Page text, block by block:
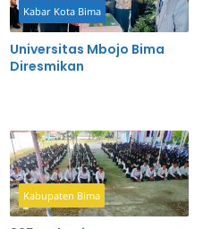
Kabar Kota Bima
Universitas Mbojo Bima
Diresmikan
Kabupaten Bima